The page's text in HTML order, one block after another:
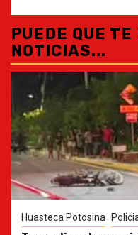
PUEDE QUE
NOTICIAS...
Huasteca Potosina